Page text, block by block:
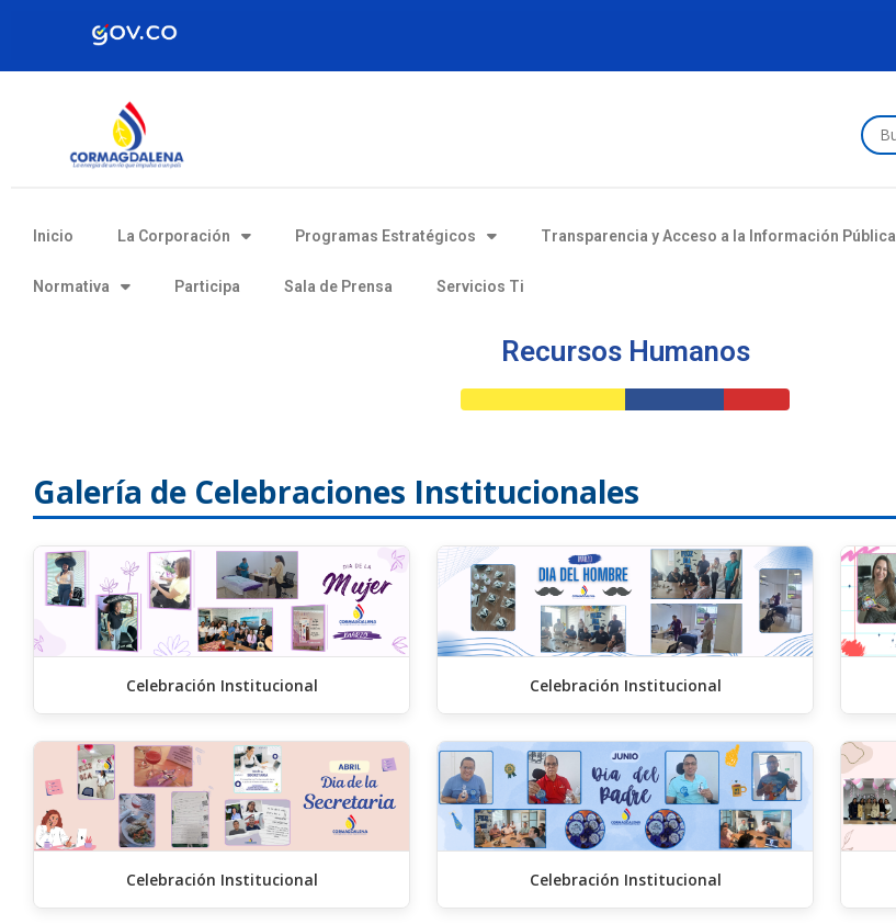
Inicio La Corporación Programas Estratégicos Transparencia y Acceso a la Información Pública
Normativa Participa Sala de Prensa Servicios Ti
Recursos Humanos
Galería de Celebraciones Institucionales
Celebración Institucional Celebración Institucional
Celebración Institucional Celebración Institucional